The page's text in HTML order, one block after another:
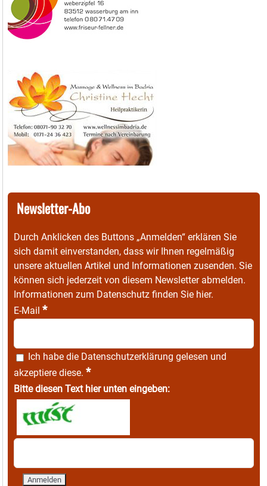
Newsletter-Abo
Durch Anklicken des Buttons „Anmelden“ erklären Sie
sich damit einverstanden, dass wir Ihnen regelmäßig
unsere aktuellen Artikel und Informationen zusenden. Sie
können sich jederzeit von diesem Newsletter abmelden.
Informationen zum Datenschutz finden Sie hier.
E-Mail *
Ich habe die Datenschutzerklärung gelesen und
akzeptiere diese. *
Bitte diesen Text hier unten eingeben: